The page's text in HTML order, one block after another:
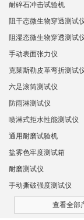
耐碎石冲击试验机
阻干态微生物穿透测试
阻湿态微生物穿透测试
手动表面张力仪
克莱斯勒皮革弯折测试
六足滚筒测试仪
防雨淋测试仪
喷淋式拒水性能测试仪
通用耐磨试验机
盐雾色牢度测试箱
耐磨测试仪
手动撕破强度测试仪
查看全部